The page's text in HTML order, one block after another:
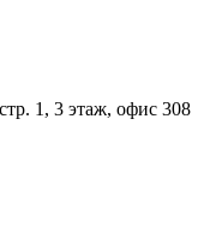
1, 3 этаж, офис 308